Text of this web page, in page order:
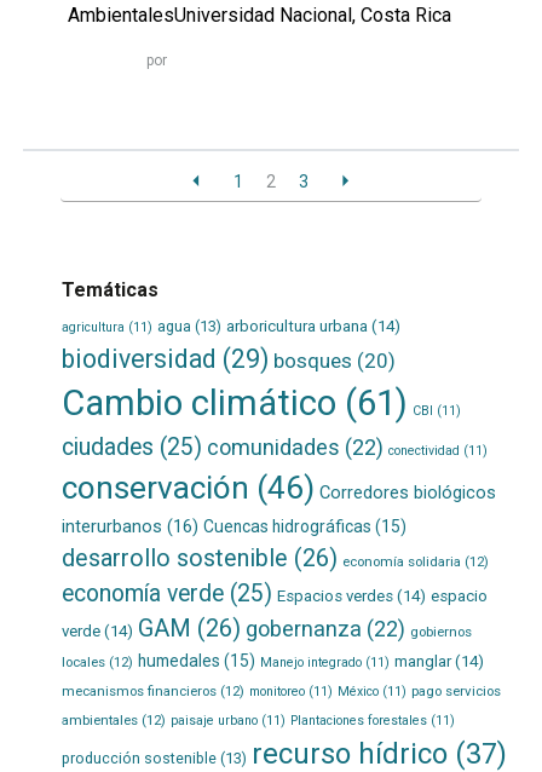
AmbientalesUniversidad Nacional, Costa Rica
por
1 2 3
Temáticas
agricultura (11) agua (13) arboricultura urbana (14)
biodiversidad (29) bosques (20)
Cambio climático (61) CBI (11)
ciudades (25) comunidades (22) conectividad (11)
conservación (46) Corredores biológicos
interurbanos (16) Cuencas hidrográficas (15)
desarrollo sostenible (26) economía solidaria (12)
economía verde(25) Espacios verdes(14) espacio
verde(14) GAM (26) gobernanza (22) gobiernos
locales(12) humedales (15) Manejo integrado(11) manglar(14)
mecanismos financieros(12) monitoreo(11) México(11) pago servicios
ambientales(12) paisaje urbano(11) Plantaciones forestales(11)
producción sostenible(13) recurso hídrico(37)